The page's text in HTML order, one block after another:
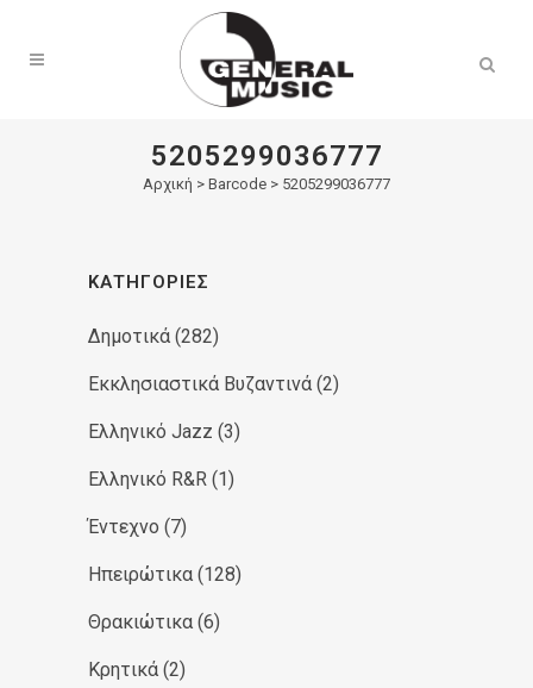
5205299036777
Αρχική > Barcode > 5205299036777
ΚΑΤΗΓΟΡΊΕΣ
Δημοτικά (282)
Εκκλησιαστικά Βυζαντινά (2)
Ελληνικό Jazz (3)
Ελληνικό R&R (1)
Έντεχνο (7)
Ηπειρώτικα (128)
Θρακιώτικα (6)
Κρητικά (2)